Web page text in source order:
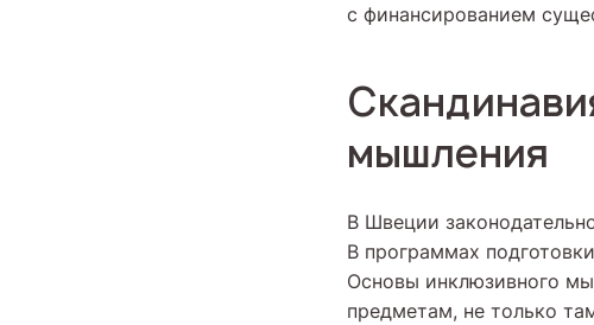
с финансированием
мышления
В Швеции
В программах
Основы инклюзивного
предметам, не только